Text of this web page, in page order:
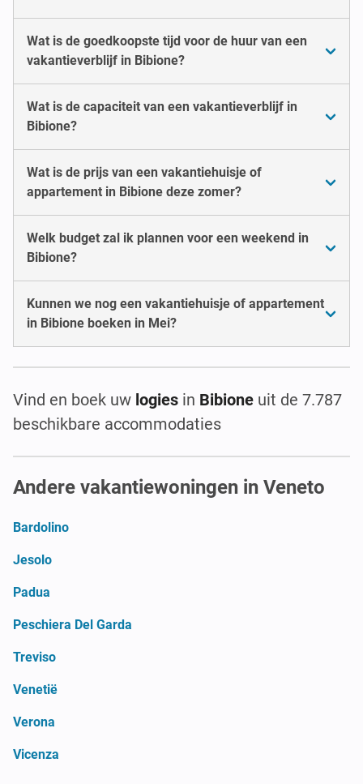
Wat is de goedkoopste tijd voor de huur van een
vakantieverblijf in Bibione?
Wat is de capaciteit van een vakantieverblijf in
Bibione?
Wat is de prijs van een vakantiehuisje of
appartement in Bibione deze zomer?
Welk budget zal ik plannen voor een weekend in
Bibione?
Kunnen we nog een vakantiehuisje of appartement
in Bibione boeken in Mei?
Vind en boek uw logies in Bibione uit de 7.787
beschikbare accommodaties
Andere vakantiewoningen in Veneto
Bardolino
Jesolo
Padua
Peschiera Del Garda
Treviso
Venetië
Verona
Vicenza